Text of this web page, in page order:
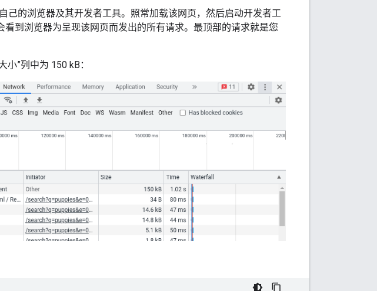
己的浏览器及其开发者工具。照常加载该网页，然后启动开发者工
到浏览器为呈现该网页而发出的所有请求。最顶部的请求就是您
小”列中为 150 kB：